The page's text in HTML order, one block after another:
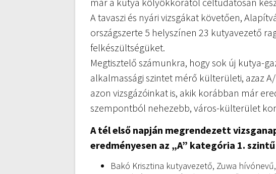
A tavaszi és nyári vizsgákat követően,
országszerte 5 helyszínen 23 kutyavezető
felkészültségüket.
Megtisztelő számunkra, hogy sok új kutya-
alkalmassági szintet mérő külterületi, azaz
azon vizsgázóinkat is, akik korábban már
szempontból nehezebb, város-külterület
A tél első napján megrendezett
eredményesen az „A” kategória 1.
Bakó Krisztina kutyavezető, Zuwa